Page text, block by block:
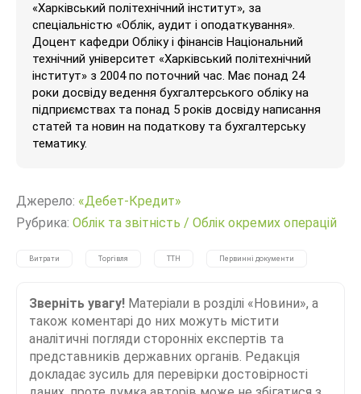
«Харківський політехнічний інститут», за
спеціальністю «Облік, аудит і оподаткування».
Доцент кафедри Обліку і фінансів Національний
технічний університет «Харківський політехнічний
інститут» з 2004 по поточний час. Має понад 24
роки досвіду ведення бухгалтерського обліку на
підприємствах та понад 5 років досвіду написання
статей та новин на податкову та бухгалтерську
тематику.
Джерело: «Дебет-Кредит»
Рубрика: Облік та звітність / Облік окремих операцій
Витрати Торгівля ТТН Первинні документи
Зверніть увагу! Матеріали в розділі «Новини», а
також коментарі до них можуть містити
аналітичні погляди сторонніх експертів та
представників державних органів. Редакція
докладає зусиль для перевірки достовірності